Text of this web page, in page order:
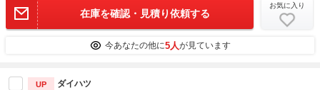
在庫を確認・見積り依頼する
お気に入り
今あなたの他に5人が見ています
UP ダイハツ